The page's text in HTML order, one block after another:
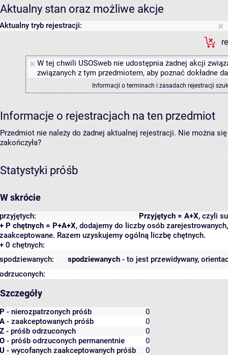
Aktualny stan oraz możliwe akcje
Aktualny tryb rejestracji:
W tej chwili USOSweb nie udostępnia żadnej akcji
związanych z tym przedmiotem, aby poznać dokładne
Informacji o terminach i zasadach rejestracji
Informacje o rejestracjach na ten przedmiot
Przedmiot nie należy do żadnej aktualnej rejestracji. Nie można
zakończyła?
Statystyki próśb
W skrócie
Przyjętych = A+X, czyli
przyjętych:
+ P chętnych = P+A+X, dodajemy do liczby osób
zaakceptowane. Razem uzyskujemy ogólną liczbę chętnych.
+ 0 chętnych:
spodziewanych - to jest przewidywany,
spodziewanych:
odrzuconych:
Szczegóły
P - nierozpatrzonych próśb
0
A - zaakceptowanych próśb
0
Z - próśb odrzuconych
0
O - próśb odrzuconych permanentnie
0
U - wycofanych zaakceptowanych próśb
0